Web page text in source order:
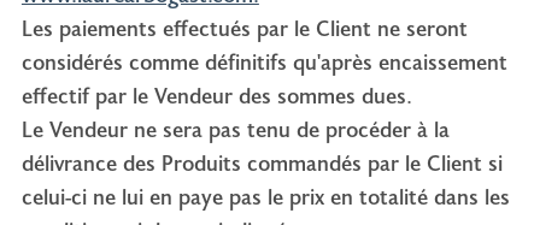
Les paiements effectués par le Client ne seront
considérés comme définitifs qu'après encaissement
effectif par le Vendeur des sommes dues.
Le Vendeur ne sera pas tenu de procéder à la
délivrance des Produits commandés par le Client si
celui-ci ne lui en paye pas le prix en totalité dans les